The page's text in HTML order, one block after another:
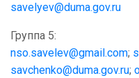
savelyev@duma.gov.ru
Группа 5:
nso.savelev@gmail.com;
savchenko@duma.gov.ru;